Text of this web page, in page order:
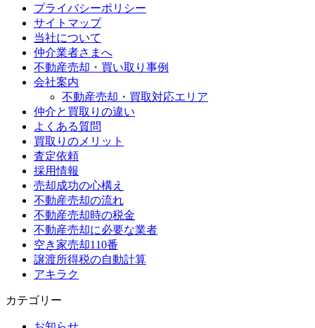
プライバシーポリシー
サイトマップ
当社について
仲介業者さまへ
不動産売却・買い取り事例
会社案内
不動産売却・買取対応エリア
仲介と買取りの違い
よくある質問
買取りのメリット
査定依頼
採用情報
売却成功の心構え
不動産売却の流れ
不動産売却時の税金
不動産売却に必要な業者
空き家売却110番
譲渡所得税の自動計算
アキラク
カテゴリー